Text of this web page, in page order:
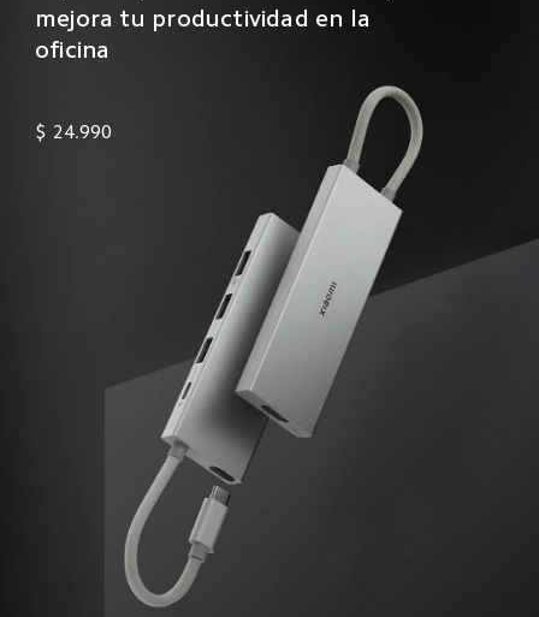
mejora tu productividad en la
oficina
$ 24.990